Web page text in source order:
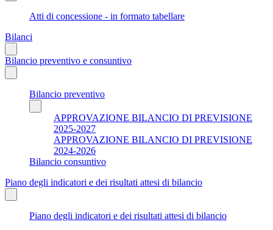
Atti di concessione - in formato tabellare
Bilanci
Bilancio preventivo e consuntivo
Bilancio preventivo
APPROVAZIONE BILANCIO DI PREVISIONE
2025-2027
APPROVAZIONE BILANCIO DI PREVISIONE
2024-2026
Bilancio consuntivo
Piano degli indicatori e dei risultati attesi di bilancio
Piano degli indicatori e dei risultati attesi di bilancio